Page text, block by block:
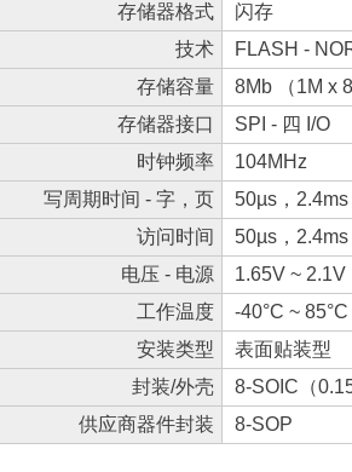
存储器格式
闪存
技术
FLASH -
存储容量
8Mb （1M x 8
存储器接口
SPI - 四 I/O
时钟频率
104MHz
写周期时间 - 字，页
50µs，2.4ms
访问时间
50µs，2.4ms
电压 - 电源
1.65V ~ 2.1V
工作温度
-40°C ~ 85°C
安装类型
表面贴装型
封装/外壳
8-SOIC（
供应商器件封装
8-SOP